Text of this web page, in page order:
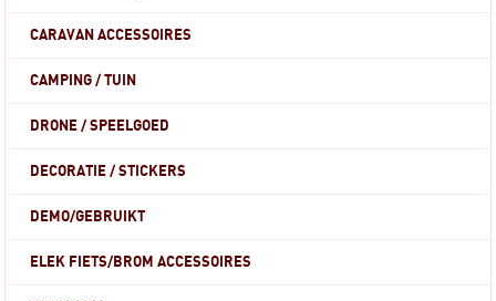
CARAVAN ACCESSOIRES
CAMPING / TUIN
DRONE / SPEELGOED
DECORATIE / STICKERS
DEMO/GEBRUIKT
ELEK FIETS/BROM ACCESSOIRES